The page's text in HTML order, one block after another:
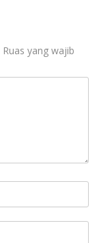
Ruas yang wajib